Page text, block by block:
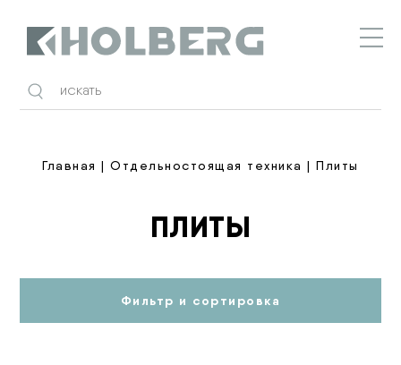
Главная |Отдельностоящая техника | Плиты
ПЛИТЫ
Фильтр и сортировка